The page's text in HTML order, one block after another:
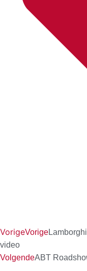
VorigeVorige
video
VolgendeABT